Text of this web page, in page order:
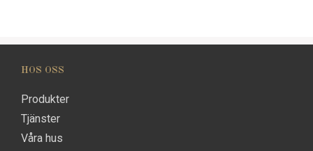
HOS OSS
Produkter
Tjänster
Våra hus